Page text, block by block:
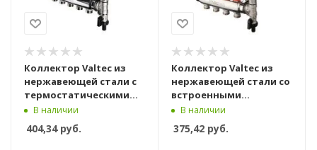
Коллектор Valtec из
нержавеющей стали с
термостатическими
клапанами 1", 4 выхода
В наличии
404,34руб.
Коллектор Valtec из
нержавеющей стали со
встроенными
расходомерами 1", 4
выхода x 3/4"
В наличии
375,42 руб.